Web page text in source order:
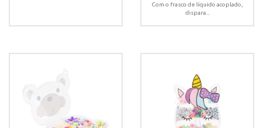
Com o frasco de líquido acoplado,
dispara...